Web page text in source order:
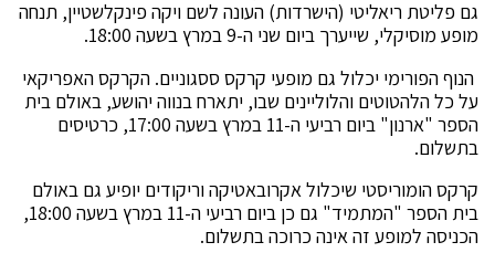
גם פליטת ריאליטי (הישרדות) העונה לשם ויקה פינקלשטיין, תנחה
מופע מוסיקלי, שייערך ביום שני ה-9 במרץ בשעה 18:00.
הנוף הפורימי יכלול גם מופעי קרקס ססגוניים. הקרקס האפריקאי
על כל הלהטוטים והלוליינים שבו, יתארח בנווה יהושע, באולם בית
הספר "ארנון" ביום רביעי ה-11 במרץ בשעה 17:00, כרטיסים
בתשלום.
קרקס הומוריסטי שיכלול אקרובאטיקה וריקודים יופיע גם באולם
בית הספר "המתמיד" גם כן ביום רביעי ה-11 במרץ בשעה 18:00,
הכניסה למופע זה אינה כרוכה בתשלום.